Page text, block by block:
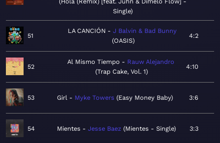
Single
51
LA CANCIÓN
J Balvin & Bad Bunny
OASIS
4:2
52
Al Mismo Tiempo
Rauw Alejandro
Trap Cake, Vol. 1
4:10
53 Girl Myke Towers Easy Money Baby 3:6
54 Mientes Jesse Baez Mientes - Single 3:3